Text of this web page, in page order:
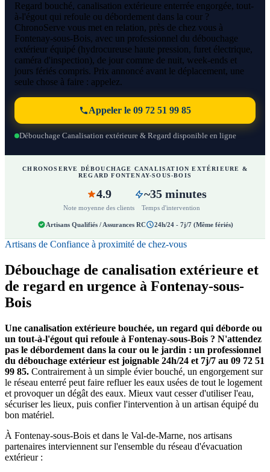
Regard bouché, canalisation extérieure enterrée engorgée, tout-
à-l'égout qui refoule ou débordement dans la cour ?
ChronoServe vous met en relation, près de chez vous à
Fontenay-sous-Bois, avec un professionnel du débouchage
extérieur équipé (hydrocureuse haute pression, furet électrique,
caméra d'inspection), de jour comme de nuit, week-ends et
jours fériés compris. Prix annoncé avant le déplacement, une
seule chose à faire : appelez.
Appeler le 09 72 51 99 85
Débouchage Canalisation extérieure & Regard disponible en ligne
CHRONOSERVE DÉBOUCHAGE CANALISATION EXTÉRIEURE &
REGARD FONTENAY-SOUS-BOIS
4.9
Note moyenne des clients
~35 minutes
Temps d'intervention
Artisans Qualifiés / Assurances RC 24h/24 - 7j/7 (Même fériés)
Artisans de Confiance à proximité de chez-vous
Débouchage de canalisation extérieure et
de regard en urgence à Fontenay-sous-
Bois
Une canalisation extérieure bouchée, un regard qui déborde ou
un tout-à-l'égout qui refoule à Fontenay-sous-Bois ? N'attendez
pas le débordement dans la cour ou le jardin : un professionnel
du débouchage extérieur est joignable 24h/24 et 7j/7 au 09 72 51
99 85. Contrairement à un simple évier bouché, un engorgement sur
le réseau enterré peut faire refluer les eaux usées de tout le logement
et provoquer un dégât des eaux. Mieux vaut cesser d'utiliser l'eau,
sécuriser les lieux, puis confier l'intervention à un artisan équipé du
bon matériel.
À Fontenay-sous-Bois et dans le Val-de-Marne, nos artisans
partenaires interviennent sur l'ensemble du réseau d'évacuation
extérieur :